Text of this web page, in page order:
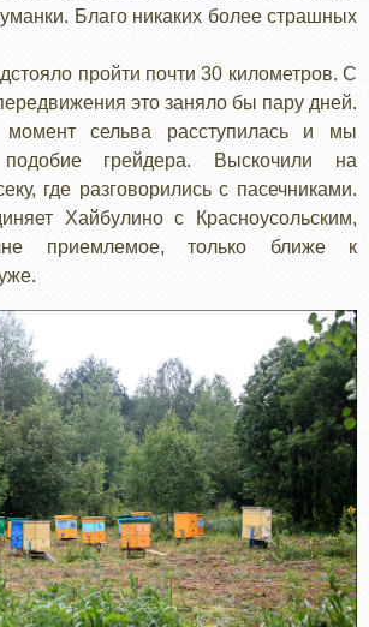
Благо никаких более страшных
пройти почти 30 километров. С
это заняло бы пару дней.
сельва расступилась и мы
грейдера. Выскочили на
где разговорились с пасечниками.
Хайбулино с Красноусольским,
приемлемое, только ближе к